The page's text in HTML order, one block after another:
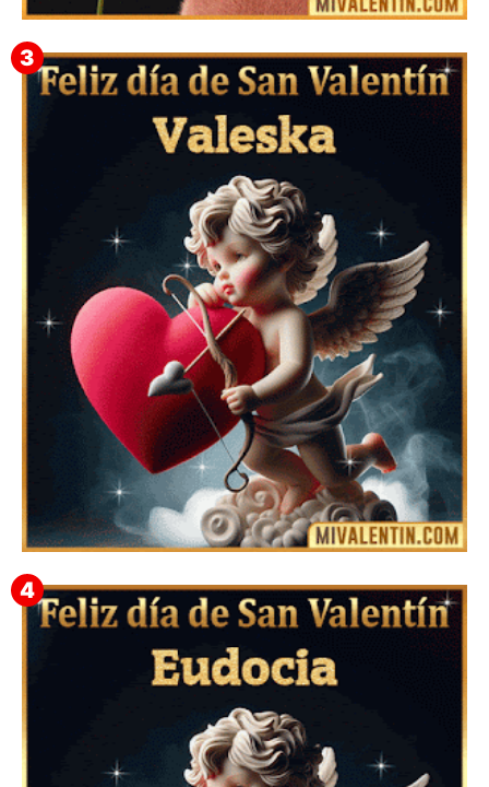
Mensajes Tarjetas y GiF de San Valentín para Amigas
Feliz San Valentín Valeska